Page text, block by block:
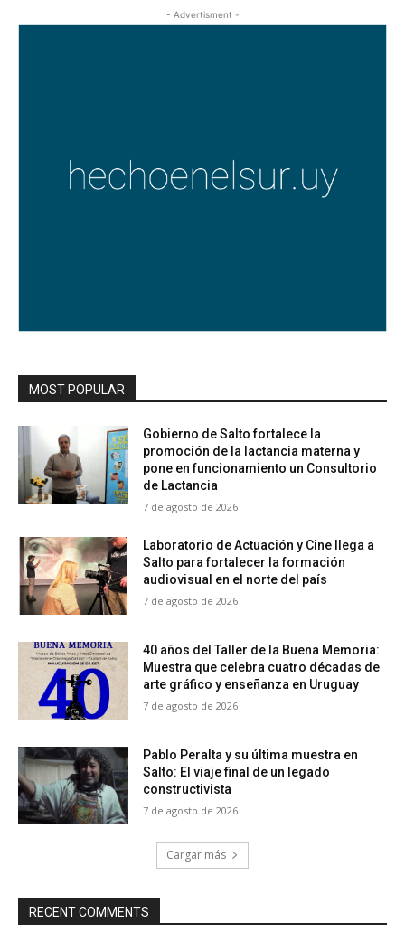
- Advertisment -
MOST POPULAR
Gobierno de Salto fortalece la
promoción de la lactancia materna y
pone en funcionamiento un Consultorio
de Lactancia
7 de agosto de 2026
Laboratorio de Actuación y Cine llega a
Salto para fortalecer la formación
audiovisual en el norte del país
7 de agosto de 2026
40 años del Taller de la Buena Memoria:
Muestra que celebra cuatro décadas de
arte gráfico y enseñanza en Uruguay
7 de agosto de 2026
Pablo Peralta y su última muestra en
Salto: El viaje final de un legado
constructivista
7 de agosto de 2026
Cargar más
RECENT COMMENTS